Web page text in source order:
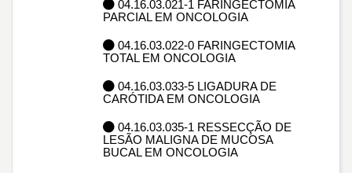
04.16.03.021-1 FARINGECTOMIA
PARCIAL EM ONCOLOGIA
04.16.03.022-0 FARINGECTOMIA
TOTAL EM ONCOLOGIA
04.16.03.033-5 LIGADURA DE
CARÓTIDA EM ONCOLOGIA
04.16.03.035-1 RESSECÇÃO DE
LESÃO MALIGNA DE MUCOSA
BUCAL EM ONCOLOGIA